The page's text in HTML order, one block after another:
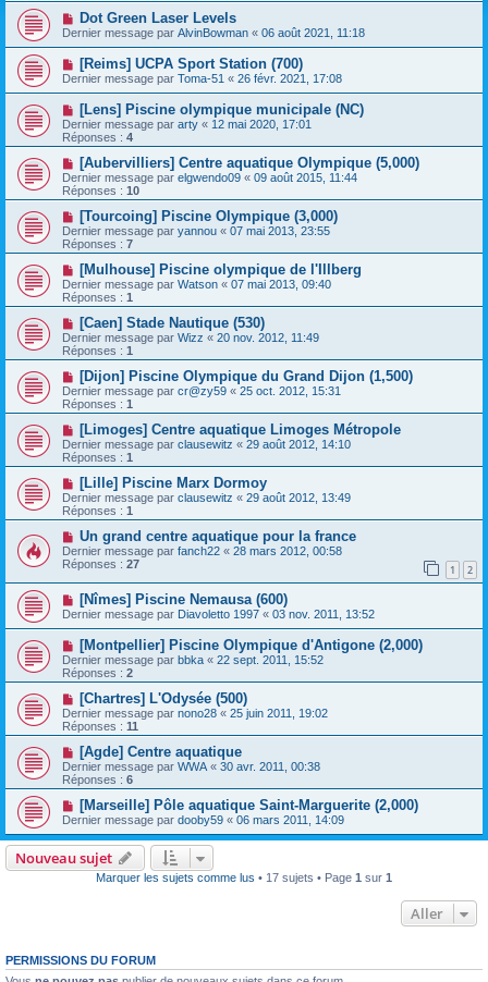
Dot Green Laser Levels
Dernier message par AlvinBowman « 06 août 2021, 11:18
[Reims] UCPA Sport Station (700)
Dernier message par Toma-51 « 26 févr. 2021, 17:08
[Lens] Piscine olympique municipale (NC)
Dernier message par arty « 12 mai 2020, 17:01
Réponses : 4
[Aubervilliers] Centre aquatique Olympique (5,000)
Dernier message par elgwendo09 « 09 août 2015, 11:44
Réponses : 10
[Tourcoing] Piscine Olympique (3,000)
Dernier message par yannou « 07 mai 2013, 23:55
Réponses : 7
[Mulhouse] Piscine olympique de l'Illberg
Dernier message par Watson « 07 mai 2013, 09:40
Réponses : 1
[Caen] Stade Nautique (530)
Dernier message par Wizz « 20 nov. 2012, 11:49
Réponses : 1
[Dijon] Piscine Olympique du Grand Dijon (1,500)
Dernier message par cr@zy59 « 25 oct. 2012, 15:31
Réponses : 1
[Limoges] Centre aquatique Limoges Métropole
Dernier message par clausewitz « 29 août 2012, 14:10
Réponses : 1
[Lille] Piscine Marx Dormoy
Dernier message par clausewitz « 29 août 2012, 13:49
Réponses : 1
Un grand centre aquatique pour la france
Dernier message par fanch22 « 28 mars 2012, 00:58
Réponses : 27 1 2
[Nîmes] Piscine Nemausa (600)
Dernier message par Diavoletto 1997 « 03 nov. 2011, 13:52
[Montpellier] Piscine Olympique d'Antigone (2,000)
Dernier message par bbka « 22 sept. 2011, 15:52
Réponses : 2
[Chartres] L'Odysée (500)
Dernier message par nono28 « 25 juin 2011, 19:02
Réponses : 11
[Agde] Centre aquatique
Dernier message par WWA « 30 avr. 2011, 00:38
Réponses : 6
[Marseille] Pôle aquatique Saint-Marguerite (2,000)
Dernier message par dooby59 « 06 mars 2011, 14:09
Nouveau sujet
Marquer les sujets comme lus • 17 sujets • Page 1 sur 1
Aller
PERMISSIONS DU FORUM